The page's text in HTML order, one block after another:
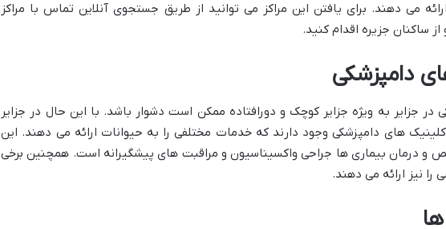
می دهند. برای یافتن این مراکز می توانید از طریق جستجوی آنلاین تماس با مراکز
ساکنان جزیره اقدام کنید.
دامپزشکی
در جزایر به ویژه جزایر کوچک و دورافتاده ممکن است دشوار باشد. با این حال در جزایر
کلینیک های دامپزشکی وجود دارند که خدمات مختلفی را به حیوانات ارائه می دهند. این
درمان بیماری ها جراحی واکسیناسیون و مراقبت های پیشگیرانه است. همچنین برخی
را نیز ارائه می دهند.